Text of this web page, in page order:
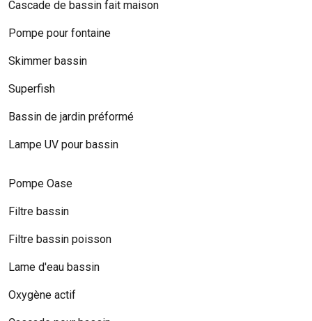
Cascade de bassin fait maison
Pompe pour fontaine
Skimmer bassin
Superfish
Bassin de jardin préformé
Lampe UV pour bassin
Pompe Oase
Filtre bassin
Filtre bassin poisson
Lame d'eau bassin
Oxygène actif